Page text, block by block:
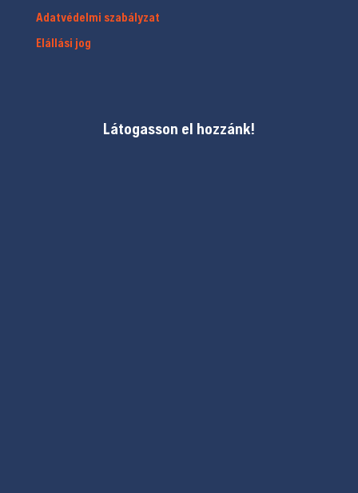
Adatvédelmi szabályzat
Elállási jog
Látogasson el hozzánk!